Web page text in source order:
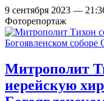
9 сентября 2023 —
Фоторепортаж
Митрополит
иерейскую